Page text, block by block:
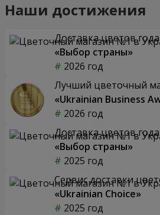
Наши достижения
Доставка цветов
«Выбор страны»
2026 год
Лучший цветочный
«Ukrainian Business
2026 год
Доставка цветов
«Выбор страны»
2025 год
Сервис доставки
«Ukrainian Choice»
2025 год